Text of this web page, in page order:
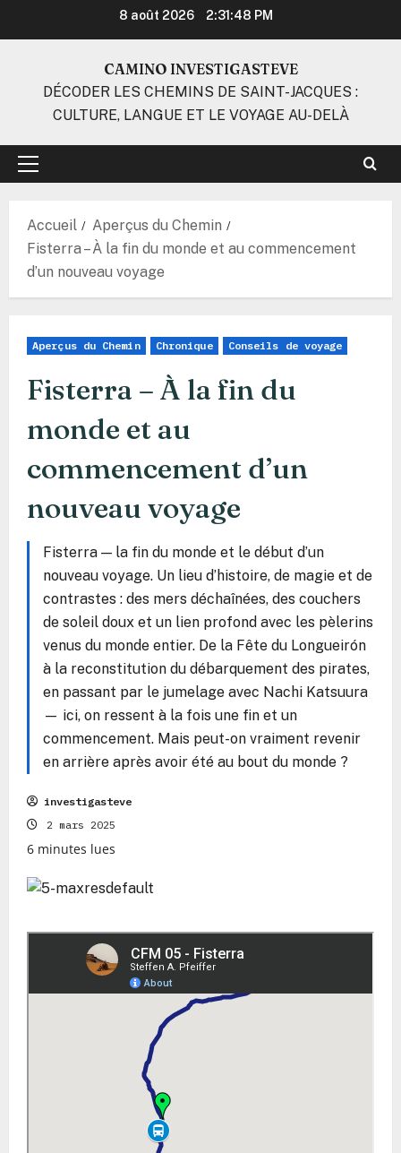
8 août 2026 2:31:48 PM
CAMINO INVESTIGASTEVE
DÉCODER LES CHEMINS DE SAINT-JACQUES :
CULTURE, LANGUE ET LE VOYAGE AU-DELÀ
Menu
Accueil
Aperçus du Chemin
Fisterra – À la fin du monde et au commencement
d’un nouveau voyage
Aperçus du Chemin Chronique Conseils de voyage
Fisterra – À la fin du
monde et au
commencement d’un
nouveau voyage
Fisterra — la fin du monde et le début d’un
nouveau voyage. Un lieu d’histoire, de magie et de
contrastes : des mers déchaînées, des couchers
de soleil doux et un lien profond avec les pèlerins
venus du monde entier. De la Fête du Longueirón
à la reconstitution du débarquement des pirates,
en passant par le jumelage avec Nachi Katsuura
— ici, on ressent à la fois une fin et un
commencement. Mais peut-on vraiment revenir
en arrière après avoir été au bout du monde ?
investigasteve
2 mars 2025
6 minutes lues